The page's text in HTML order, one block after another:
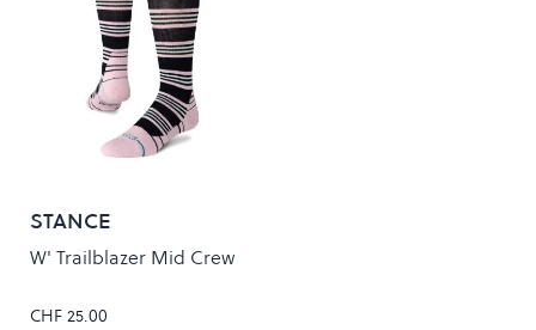
STANCE
W' Trailblazer Mid Crew
CHF 25.00